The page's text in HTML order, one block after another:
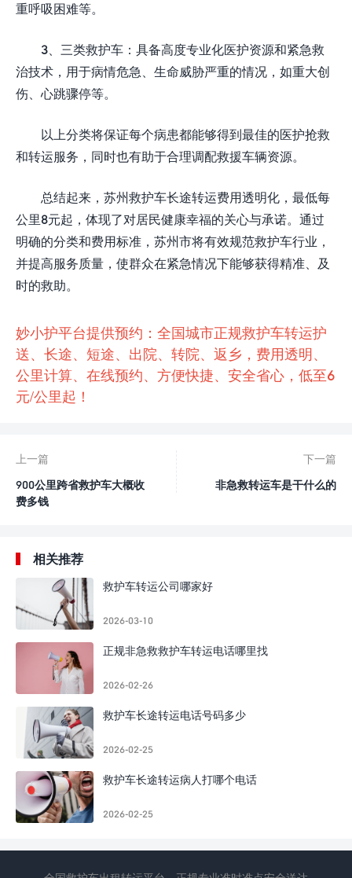
重呼吸困难等。
3、三类救护车：具备高度专业化医护资源和紧急救
治技术，用于病情危急、生命威胁严重的情况，如重大创
伤、心跳骤停等。
以上分类将保证每个病患都能够得到最佳的医护抢救
和转运服务，同时也有助于合理调配救援车辆资源。
总结起来，苏州救护车长途转运费用透明化，最低每
公里8元起，体现了对居民健康幸福的关心与承诺。通过
明确的分类和费用标准，苏州市将有效规范救护车行业，
并提高服务质量，使群众在紧急情况下能够获得精准、及
时的救助。
妙小护平台提供预约：全国城市正规救护车转运护
送、长途、短途、出院、转院、返乡，费用透明、
公里计算、在线预约、方便快捷、安全省心，低至6
元/公里起！
上一篇
900公里跨省救护车大概收
费多钱
下一篇
非急救转运车是干什么的
相关推荐
救护车转运公司哪家好
2026-03-10
正规非急救救护车转运电话哪里找
2026-02-26
救护车长途转运电话号码多少
2026-02-25
救护车长途转运病人打哪个电话
2026-02-25